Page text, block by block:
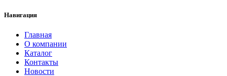
Навигация
Главная
О компании
Каталог
Контакты
Новости